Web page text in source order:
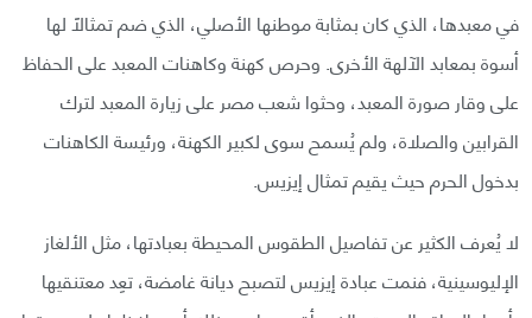
في معبدها، الذي كان بمثابة موطنها الأصلي، الذي ضم تمثالًا لها
أسوة بمعابد الآلهة الأخرى. وحرص كهنة وكاهنات المعبد على الحفاظ
على وقار صورة المعبد، وحثوا شعب مصر على زيارة المعبد لترك
القرابين والصلاة، ولم يُسمح سوى لكبير الكهنة، ورئيسة الكاهنات
بدخول الحرم حيث يقيم تمثال إيزيس.
لا يُعرف الكثير عن تفاصيل الطقوس المحيطة بعبادتها، مثل الألغاز
الإليوسينية، فنمت عبادة إيزيس لتصبح ديانة غامضة، تعِد معتنقيها